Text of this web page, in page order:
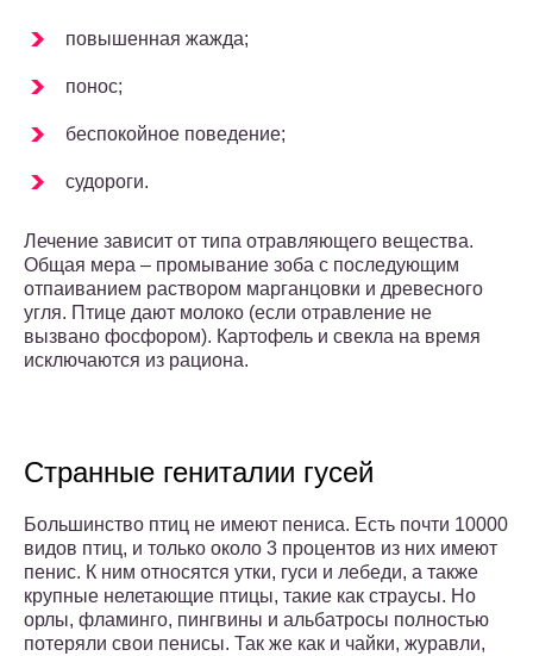
повышенная жажда;
понос;
беспокойное поведение;
судороги.
Лечение зависит от типа отравляющего вещества.
Общая мера – промывание зоба с последующим
отпаиванием раствором марганцовки и древесного
угля. Птице дают молоко (если отравление не
вызвано фосфором). Картофель и свекла на время
исключаются из рациона.
Странные гениталии гусей
Большинство птиц не имеют пениса. Есть почти 10000
видов птиц, и только около 3 процентов из них имеют
пенис. К ним относятся утки, гуси и лебеди, а также
крупные нелетающие птицы, такие как страусы. Но
орлы, фламинго, пингвины и альбатросы полностью
потеряли свои пенисы. Так же как и чайки, журавли,